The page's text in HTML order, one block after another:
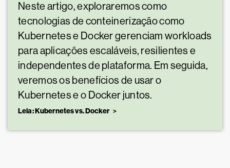
Neste artigo, exploraremos como
tecnologias de conteinerização como
Kubernetes e Docker gerenciam workloads
para aplicações escaláveis, resilientes e
independentes de plataforma. Em seguida,
veremos os benefícios de usar o
Kubernetes e o Docker juntos.
Leia: Kubernetes vs. Docker